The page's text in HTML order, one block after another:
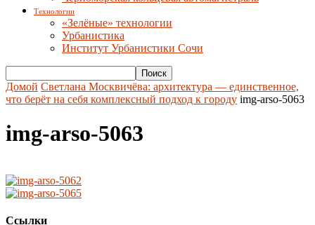
Технологии
«Зелёные» технологии
Урбанистика
Институт Урбанистики Сочи
Домой Светлана Москвичёва: архитектура — единственное,
что берёт на себя комплексный подход к городу img-arso-5063
img-arso-5063
Ссылки